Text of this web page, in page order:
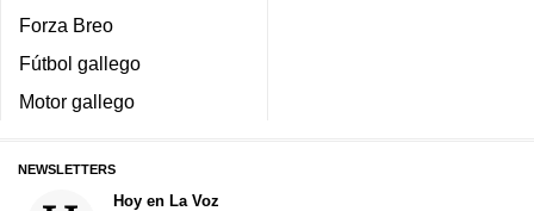
Forza Breo
Fútbol gallego
Motor gallego
NEWSLETTERS
Hoy en La Voz